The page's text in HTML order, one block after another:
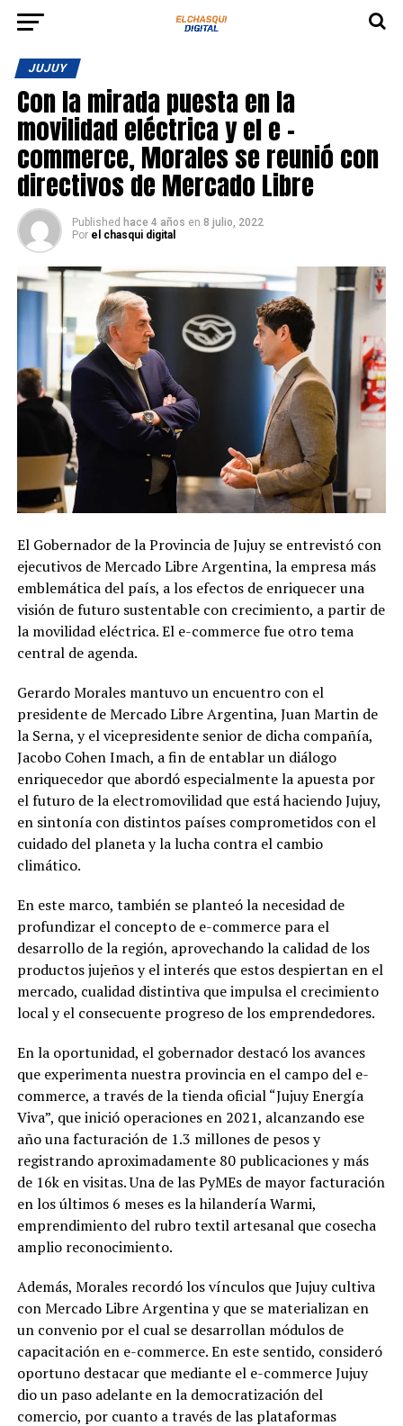
JUJUY
Con la mirada puesta en la
movilidad eléctrica y el e -
commerce, Morales se reunió con
directivos de Mercado Libre
Published hace 4 años en 8 julio, 2022
Por el chasqui digital
El Gobernador de la Provincia de Jujuy se entrevistó con
ejecutivos de Mercado Libre Argentina, la empresa más
emblemática del país, a los efectos de enriquecer una
visión de futuro sustentable con crecimiento, a partir de
la movilidad eléctrica. El e-commerce fue otro tema
central de agenda.
Gerardo Morales mantuvo un encuentro con el
presidente de Mercado Libre Argentina, Juan Martin de
la Serna, y el vicepresidente senior de dicha compañía,
Jacobo Cohen Imach, a fin de entablar un diálogo
enriquecedor que abordó especialmente la apuesta por
el futuro de la electromovilidad que está haciendo Jujuy,
en sintonía con distintos países comprometidos con el
cuidado del planeta y la lucha contra el cambio
climático.
En este marco, también se planteó la necesidad de
profundizar el concepto de e-commerce para el
desarrollo de la región, aprovechando la calidad de los
productos jujeños y el interés que estos despiertan en el
mercado, cualidad distintiva que impulsa el crecimiento
local y el consecuente progreso de los emprendedores.
En la oportunidad, el gobernador destacó los avances
que experimenta nuestra provincia en el campo del e-
commerce, a través de la tienda oficial “Jujuy Energía
Viva”, que inició operaciones en 2021, alcanzando ese
año una facturación de 1.3 millones de pesos y
registrando aproximadamente 80 publicaciones y más
de 16k en visitas. Una de las PyMEs de mayor facturación
en los últimos 6 meses es la hilandería Warmi,
emprendimiento del rubro textil artesanal que cosecha
amplio reconocimiento.
Además, Morales recordó los vínculos que Jujuy cultiva
con Mercado Libre Argentina y que se materializan en
un convenio por el cual se desarrollan módulos de
capacitación en e-commerce. En este sentido, consideró
oportuno destacar que mediante el e-commerce Jujuy
dio un paso adelante en la democratización del
comercio, por cuanto a través de las plataformas